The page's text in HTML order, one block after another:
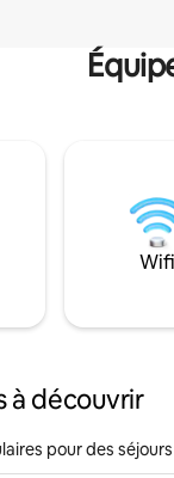
Wifi
à découvrir
pour des